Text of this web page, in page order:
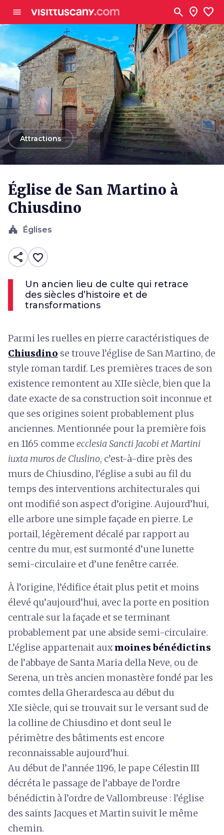
menu search location_on favorite
arrow_backAttractions
Église de San Martino à
Chiusdino
church Églises
share favorite_border
Un ancien lieu de culte qui retrace
des siècles d’histoire et de
transformations
Parmi les ruelles en pierre caractéristiques de
Chiusdino se trouve l’église de San Martino, de
style roman tardif. Les premières traces de son
existence remontent au XIIe siècle, bien que la
date exacte de sa construction soit inconnue et
que ses origines soient probablement plus
anciennes. Mentionnée pour la première fois
en 1165 comme ecclesia Sancti Jacobi et Martini
iuxta muros de Cluslino, c’est-à-dire près des
murs de Chiusdino, l’église a subi au fil du
temps des interventions architecturales qui
ont modifié son aspect d’origine. Aujourd’hui,
elle arbore une simple façade en pierre. Le
portail, légèrement décalé par rapport au
centre du mur, est surmonté d’une lunette
semi-circulaire et d’une fenêtre carrée.
À l’origine, l’édifice était plus petit et moins
élevé qu’aujourd’hui, avec la porte en position
centrale sur la façade et se terminant
probablement par une abside semi-circulaire.
L’église appartenait auxmoines bénédictins
de l’abbaye de Santa Maria della Neve, ou de
Serena, un très ancien monastère fondé par les
comtes della Gherardesca au début du
XIe siècle, qui se trouvait sur le versant sud de
la colline de Chiusdino et dont seul le
périmètre des bâtiments est encore
reconnaissable aujourd’hui.
Au début de l’année 1196, le pape Célestin III
décréta le passage de l’abbaye de l’ordre
bénédictin à l’ordre de Vallombreuse : l’église
des saints Jacques et Martin suivit le même
chemin.